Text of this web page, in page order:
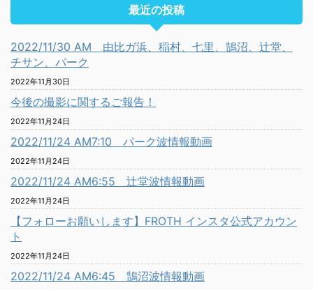
最近の投稿
2022/11/30 AM 由比ガ浜、稲村、七里、鵠沼、辻堂、
チサン、パーク
2022年11月30日
今後の撮影に関するご報告！
2022年11月24日
2022/11/24 AM7:10 パーク波情報動画
2022年11月24日
2022/11/24 AM6:55 辻堂波情報動画
2022年11月24日
【フォローお願いします】FROTH インスタ公式アカウン
ト
2022年11月24日
2022/11/24 AM6:45 鵠沼波情報動画